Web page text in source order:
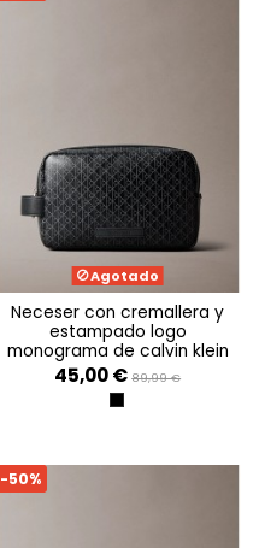
Agotado
neceser con cremallera y
estampado logo
monograma de calvin klein
45,00 € 89,99 €
BLACK
-50%